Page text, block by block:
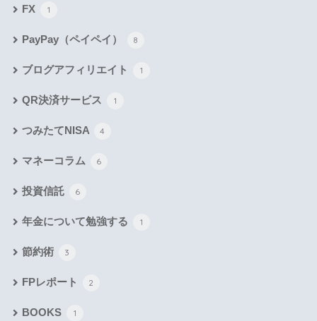
FX 1
PayPay（ペイペイ） 8
ブログアフィリエイト 1
QR決済サービス 1
つみたてNISA 4
マネーコラム 6
投資信託 6
年金について勉強する 1
節約術 3
FPレポート 2
BOOKS 1